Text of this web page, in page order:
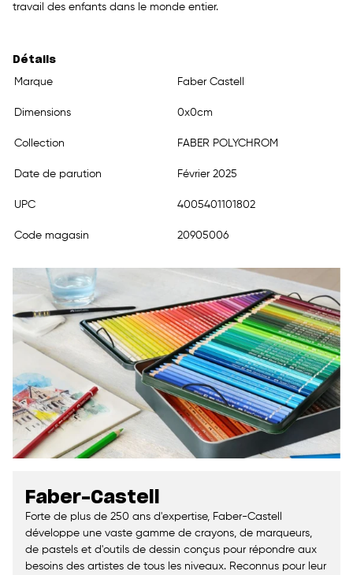
travail des enfants dans le monde entier.
Détails
Marque
Faber Castell
Dimensions 0x0cm
Collection FABER POLYCHROM
Date de parution Février 2025
UPC 4005401101802
Code magasin 20905006
Faber-Castell
Forte de plus de 250 ans d'expertise, Faber-Castell
développe une vaste gamme de crayons, de marqueurs,
de pastels et d'outils de dessin conçus pour répondre aux
besoins des artistes de tous les niveaux. Reconnus pour leur